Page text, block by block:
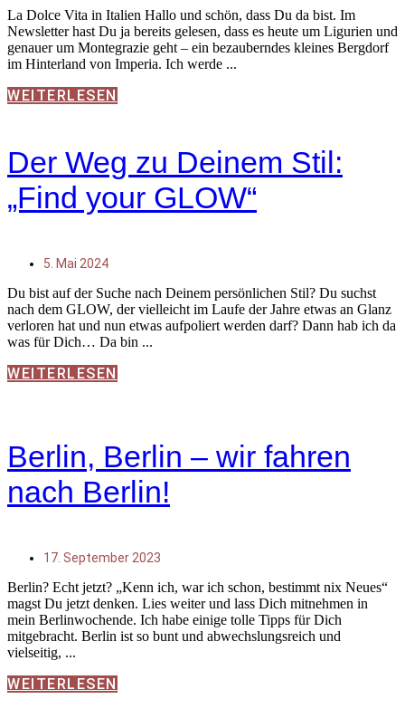
La Dolce Vita in Italien Hallo und schön, dass Du da bist. Im
Newsletter hast Du ja bereits gelesen, dass es heute um Ligurien und
genauer um Montegrazie geht – ein bezauberndes kleines Bergdorf
im Hinterland von Imperia. Ich werde
WEITERLESEN
Der Weg zu Deinem Stil:
„Find your GLOW“
5. Mai 2024
Du bist auf der Suche nach Deinem persönlichen Stil? Du suchst
nach dem GLOW, der vielleicht im Laufe der Jahre etwas an Glanz
verloren hat und nun etwas aufpoliert werden darf? Dann hab ich da
was für Dich… Da bin
WEITERLESEN
Berlin, Berlin – wir fahren
nach Berlin!
17. September 2023
Berlin? Echt jetzt? „Kenn ich, war ich schon, bestimmt nix Neues“
magst Du jetzt denken. Lies weiter und lass Dich mitnehmen in
mein Berlinwochende. Ich habe einige tolle Tipps für Dich
mitgebracht. Berlin ist so bunt und abwechslungsreich und
vielseitig,
WEITERLESEN